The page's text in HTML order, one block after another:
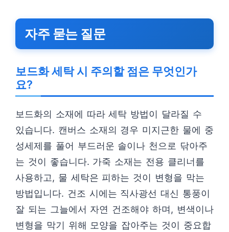
자주 묻는 질문
보드화 세탁 시 주의할 점은 무엇인가
요?
보드화의 소재에 따라 세탁 방법이 달라질 수
있습니다. 캔버스 소재의 경우 미지근한 물에 중
성세제를 풀어 부드러운 솔이나 천으로 닦아주
는 것이 좋습니다. 가죽 소재는 전용 클리너를
사용하고, 물 세탁은 피하는 것이 변형을 막는
방법입니다. 건조 시에는 직사광선 대신 통풍이
잘 되는 그늘에서 자연 건조해야 하며, 변색이나
변형을 막기 위해 모양을 잡아주는 것이 중요합